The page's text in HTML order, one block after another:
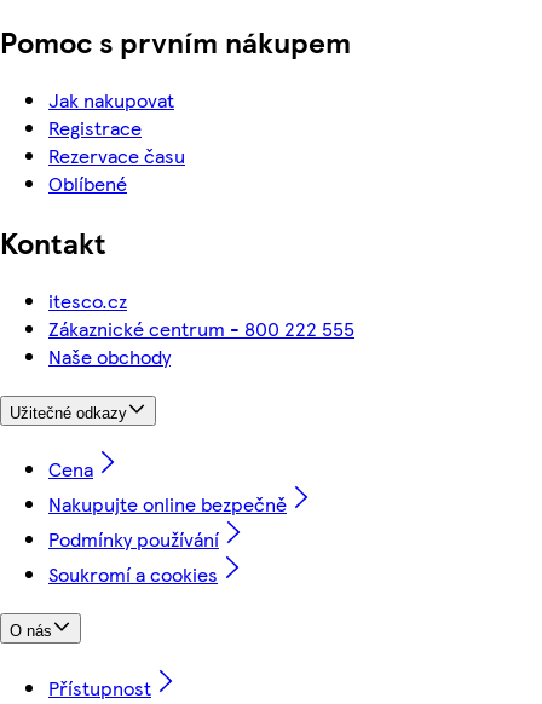
Pomoc s prvním nákupem
Jak nakupovat
Registrace
Rezervace času
Oblíbené
Kontakt
itesco.cz
Zákaznické centrum - 800 222 555
Naše obchody
Užitečné odkazy
Cena
Nakupujte online bezpečně
Podmínky používání
Soukromí a cookies
O nás
Přístupnost